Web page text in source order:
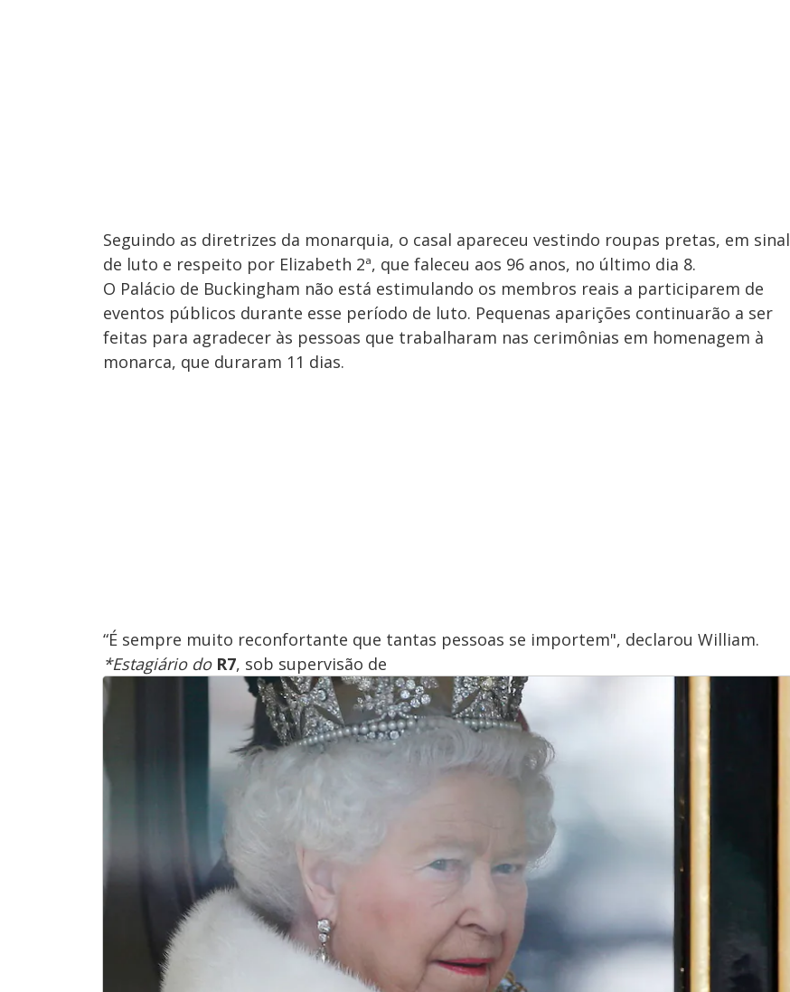
Seguindo as diretrizes da monarquia, o casal apareceu vestindo roupas pretas, em sinal
de luto e respeito por Elizabeth 2ª, que faleceu aos 96 anos, no último dia 8.
O Palácio de Buckingham não está estimulando os membros reais a participarem de
eventos públicos durante esse período de luto. Pequenas aparições continuarão a ser
feitas para agradecer às pessoas que trabalharam nas cerimônias em homenagem à
monarca, que duraram 11 dias.
“É sempre muito reconfortante que tantas pessoas se importem", declarou William.
*Estagiário do R7, sob supervisão de